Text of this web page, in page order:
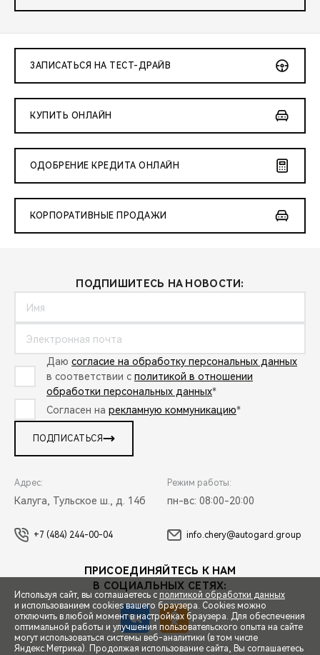
СПЕЦПРЕДЛОЖЕНИЯ
ЗАПИСАТЬСЯ НА ТЕСТ-ДРАЙВ
КУПИТЬ ОНЛАЙН
ОДОБРЕНИЕ КРЕДИТА ОНЛАЙН
КОРПОРАТИВНЫЕ ПРОДАЖИ
ПОДПИШИТЕСЬ НА НОВОСТИ:
Даю согласие на обработку персональных данных
в соответствии с политикой в отношении
обработки персональных данных*
Согласен на рекламную коммуникацию*
ПОДПИСАТЬСЯ
Адрес:
Калуга, Тульское ш., д. 14б
Режим работы:
пн-вс: 08:00-20:00
+7 (484) 244-00-04 info.chery@autogard.group
ПРИСОЕДИНЯЙТЕСЬ К НАМ
В СОЦИАЛЬНЫХ СЕТЯХ:
Используя сайт, вы соглашаетесь с политикой обработки данных
и использованием cookies вашего браузера. Cookies можно
отключить в любой момент в настройках браузера. Для обеспечения
оптимальной работы и улучшения пользовательского опыта на сайте
могут использоваться системы веб-аналитики (в том числе
Яндекс.Метрика). Продолжая использование сайта, Вы соглашаетесь